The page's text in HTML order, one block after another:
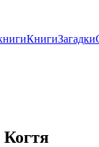
КнигиЗагадки